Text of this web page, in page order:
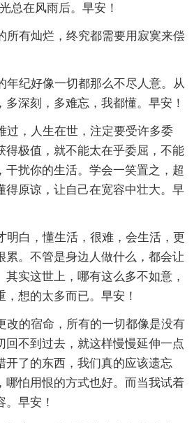
总在风雨后。早安！
所有灿烂，终究都需要用寂寞来偿
年纪好像一切都那么不尽人意。从
深刻，多难忘，我都懂。早安！
过，人生在世，注定要受许多委
得极值，就不能太在乎委屈，不能
干扰你的生活。学会一笑置之，超
得原谅，让自己在宽容中壮大。早
明白，懂生活，很难，会生活，更
累。不管是身边人做什么，都会让
实这世上，哪有这么多不如意，
想的太多而已。早安！
改的宿命，所有的一切都像是没有
回不到过去，就这样慢慢延伸一点
开了的东西，我们真的应该遗忘
哪怕用恨的方式也好。而当我试着
早安！